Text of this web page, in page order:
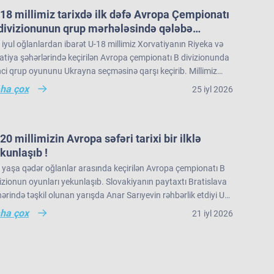
millimiz tarixdə ilk dəfə Avropa Çempionatı
qrup mərhələsində qələbə
iyul oğlanlardan ibarət U-18 millimiz Xorvatiyanın Riyeka və
şəhərlərində keçirilən Avropa çempionatı B divizionunda
qrup oyununu Ukrayna seçməsinə qarşı keçirib. Millimiz
ilk hissəsində rəqibə məğlub olsa da, ikinci hissədə
edərək 77:68 hesablı qələbə qazanıb. Görüşün ən
B divizinionunda qazandığı ilk qrup qələbəsi kimi də
düşüb.
edək ki, yığmamız qrupda növbəti oyununu 26 iyul Bakı
çox 25 iyl 2026
millimizin Avropa səfəri tarixi bir ilklə
!
yaşa qədər oğlanlar arasında keçirilən Avropa çempionatı B
oyunları yekunlaşıb. Slovakiyanın paytaxtı Bratislava
təşkil olunan yarışda Anar Sarıyevin rəhbərlik etdiyi U-
komandamız son oyununu Niderland seçməsinə qarşı
və 66:60 hesabı ilə rəqibinə qalib gəlib. Avropa çempionatı
çox 21 iyl 2026